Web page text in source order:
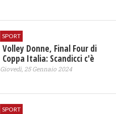
SPORT
Volley Donne, Final Four di
Coppa Italia: Scandicci c'è
Giovedì, 25 Gennaio 2024
SPORT